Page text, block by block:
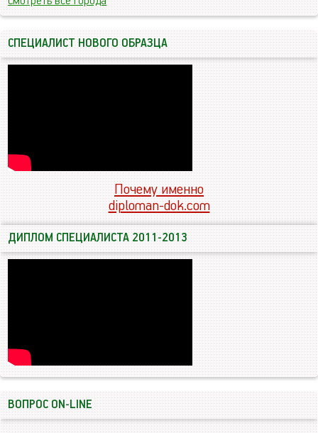
СПЕЦИАЛИСТ НОВОГО ОБРАЗЦА
Почему именно
diploman-dok.com
ДИПЛОМ СПЕЦИАЛИСТА 2011-2013
ВОПРОС ON-LINE